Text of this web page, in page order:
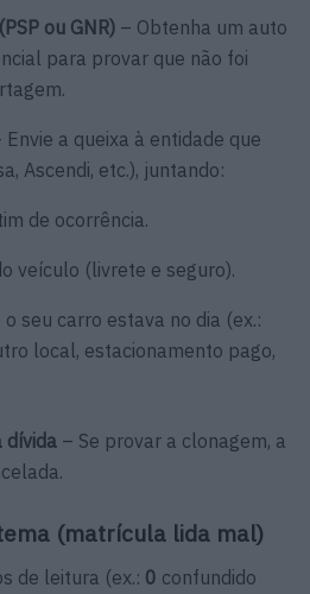
ou GNR) – Obtenha um auto
para provar que não foi
Envie a queixa à entidade que
Ascendi, etc.), juntando:
de ocorrência.
veículo (livrete e seguro).
o seu carro estava no dia (ex.:
local, estacionamento pago,
dívida – Se provar a clonagem, a
(matrícula lida mal)
de leitura (ex.: 0 confundido